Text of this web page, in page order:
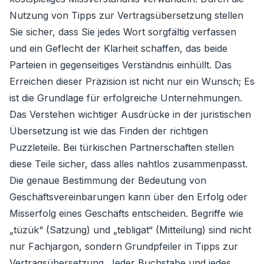
Nutzung von Tipps zur Vertragsübersetzung stellen
Sie sicher, dass Sie jedes Wort sorgfältig verfassen
und ein Geflecht der Klarheit schaffen, das beide
Parteien in gegenseitiges Verständnis einhüllt. Das
Erreichen dieser Präzision ist nicht nur ein Wunsch; Es
ist die Grundlage für erfolgreiche Unternehmungen.
Das Verstehen wichtiger Ausdrücke in der juristischen
Übersetzung ist wie das Finden der richtigen
Puzzleteile. Bei türkischen Partnerschaften stellen
diese Teile sicher, dass alles nahtlos zusammenpasst.
Die genaue Bestimmung der Bedeutung von
Geschäftsvereinbarungen kann über den Erfolg oder
Misserfolg eines Geschäfts entscheiden. Begriffe wie
„tüzük“ (Satzung) und „tebligat“ (Mitteilung) sind nicht
nur Fachjargon, sondern Grundpfeiler in Tipps zur